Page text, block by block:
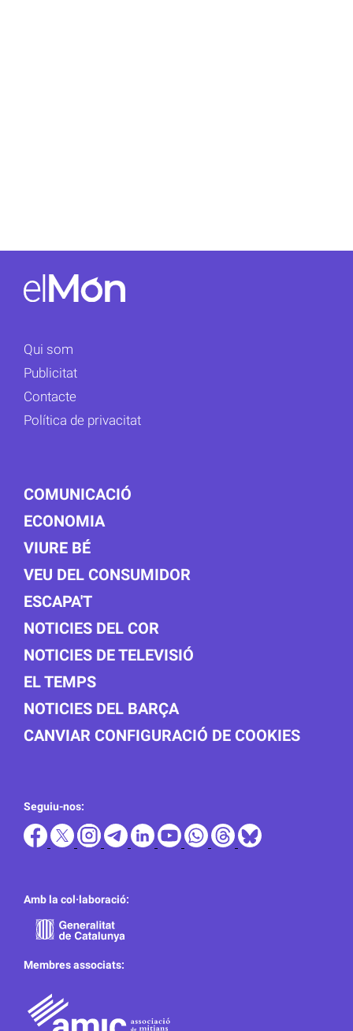
Qui som
Publicitat
Contacte
Política de privacitat
COMUNICACIÓ
ECONOMIA
VIURE BÉ
VEU DEL CONSUMIDOR
ESCAPA'T
NOTICIES DEL COR
NOTICIES DE TELEVISIÓ
EL TEMPS
NOTICIES DEL BARÇA
CANVIAR CONFIGURACIÓ DE COOKIES
Seguiu-nos:
Amb la col·laboració:
Membres associats: